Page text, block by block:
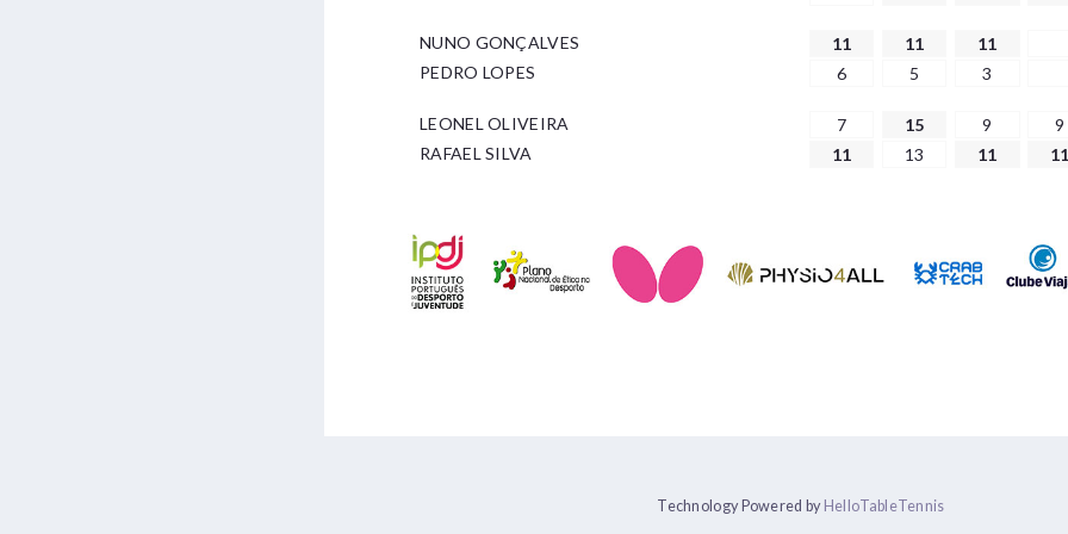
NUNO GONÇALVES 11 11
11
PEDRO LOPES
6 5 3
LEONEL OLIVEIRA 7 15 9
9
RAFAEL SILVA
11 13 11
Technology Powered by HelloTableTennis